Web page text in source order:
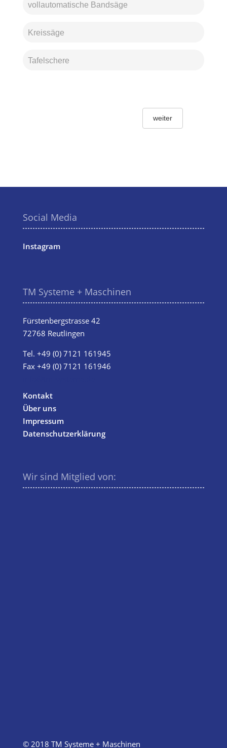
vollautomatische Bandsäge
Kreissäge
Tafelschere
weiter
Social Media
Instagram
TM Systeme + Maschinen
Fürstenbergstrasse 42
72768 Reutlingen
Tel. +49 (0) 7121 161945
Fax +49 (0) 7121 161946
Kontakt
Über uns
Impressum
Datenschutzerklärung
Wir sind Mitglied von:
© 2018 TM Systeme + Maschinen